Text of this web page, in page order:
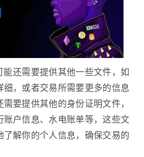
还需要提供其他一些文件，如
，或者交易所需要更多的信息
要提供其他的身份证明文件，
户信息、水电账单等，这些文
解你的个人信息，确保交易的